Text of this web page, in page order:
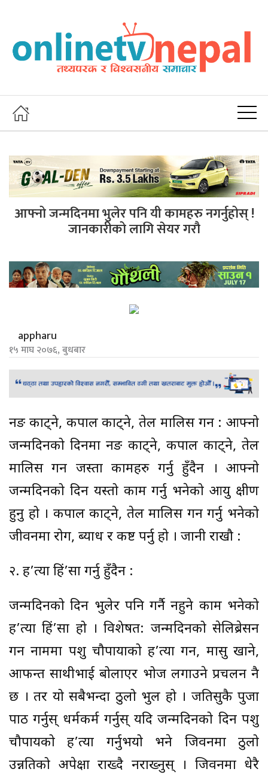
आफ्नो जन्मदिनमा भुलेर पनि यी कामहरु नगर्नुहोस् !
जानकारीको लागि सेयर गरौ
appharu
१५ माघ २०७६, बुधबार
नङ काट्ने, कपाल काट्ने, तेल मालिस गर्ने : आफ्नो
जन्मदिनको दिनमा नङ काट्ने, कपाल काट्ने, तेल
मालिस गर्ने जस्ता कामहरु गर्नु हुँदैन । आफ्नो
जन्मदिनको दिन यस्तो काम गर्नु भनेको आयु क्षीण
हुनु हो । कपाल काट्ने, तेल मालिस गर्ने गर्नु भनेको
जीवनमा रोग, ब्याध र कष्ट पर्नु हो । जानी राखौ :
२. ह’त्या हिं’सा गर्नु हुँदैन :
जन्मदिनको दिन भुलेर पनि गर्नै नहुने काम भनेको
ह’त्या हिं’सा हो । विशेषत: जन्मदिनको सेलिब्रेसन
गर्ने नाममा पशु चौपायाको ह’त्या गर्ने, मासु खाने,
आफन्त साथीभाई बोलाएर भोज लगाउने प्रचलन नै
छ । तर यो सबैभन्दा ठुलो भुल हो । जतिसुकै पुजा
पाठ गर्नुस् धर्मकर्म गर्नुस् यदि जन्मदिनको दिन पशु
चौपायको ह’त्या गर्नुभयो भने जिवनमा ठुलो
उन्नतिको अपेक्षा राख्दै नराख्नुस् । जिवनमा धेरै